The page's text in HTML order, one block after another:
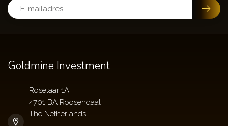
Goldmine Investment
Roselaar 1A
4701 BA Roosendaal
The Netherlands